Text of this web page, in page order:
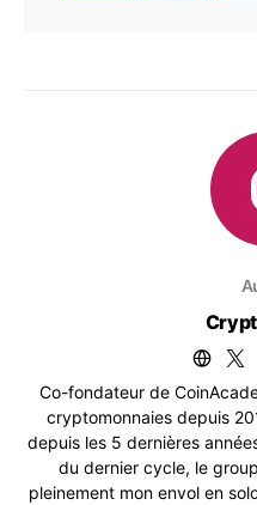
Co-fondateur de
cryptomonnaies depuis
depuis les 5 dernières
du dernier cycle, le
pleinement mon envol en